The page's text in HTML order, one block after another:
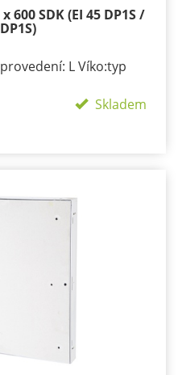
SDK (EI 45 DP1S /
L Víko:typ
výko s SDK výplní
Skladem